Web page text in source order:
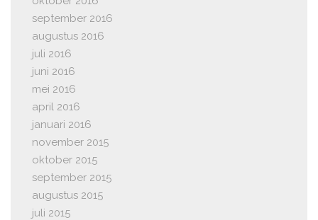
september 2016
augustus 2016
juli 2016
juni 2016
mei 2016
april 2016
januari 2016
november 2015
oktober 2015
september 2015
augustus 2015
juli 2015